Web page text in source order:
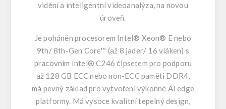
vidění a inteligentní videoanalýza, na novou
úroveň.
Je poháněn procesorem Intel® Xeon® E nebo
9th/ 8th-Gen Core™ (až 8 jader/ 16 vláken) s
pracovním Intel® C246 čipsetem pro podporu
až 128 GB ECC nebo non-ECC paměti DDR4,
má pevný základ pro vytvoření výkonné AI edge
platformy. Má vysoce kvalitní tepelný design,